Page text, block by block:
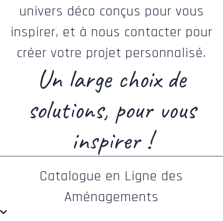
univers déco conçus pour vous
inspirer, et à nous contacter pour
créer votre projet personnalisé.
Un large choix de
solutions, pour vous
inspirer !
Catalogue en Ligne des
Aménagements